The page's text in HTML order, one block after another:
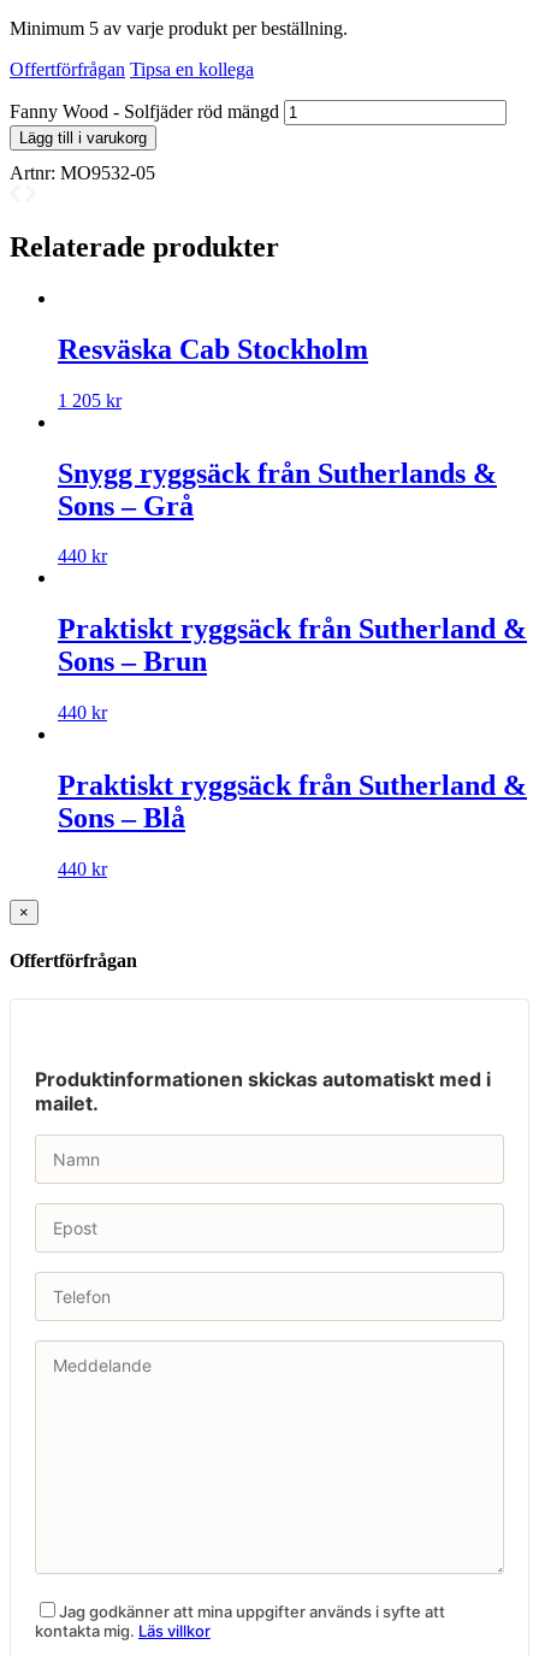
Minimum 5 av varje produkt per beställning.
Offertförfrågan Tipsa en kollega
Fanny Wood - Solfjäder röd mängd
Lägg till i varukorg
Artnr: MO9532-05
Relaterade produkter
Resväska Cab Stockholm
1 205 kr
Snygg ryggsäck från Sutherlands &
Sons – Grå
440 kr
Praktiskt ryggsäck från Sutherland &
Sons – Brun
440 kr
Praktiskt ryggsäck från Sutherland &
Sons – Blå
440 kr
×
Offertförfrågan
Produktinformationen skickas automatiskt med i
mailet.
Jag godkänner att mina uppgifter används i syfte att
kontakta mig. Läs villkor